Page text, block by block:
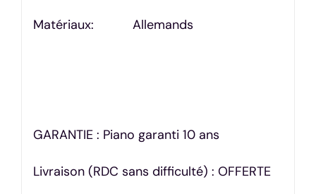
Matériaux: Allemands
GARANTIE : Piano garanti 10 ans
Livraison (RDC sans difficulté) : OFFERTE